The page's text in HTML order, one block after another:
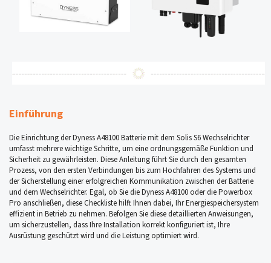
Einführung
Die Einrichtung der Dyness A48100 Batterie mit dem Solis S6 Wechselrichter
umfasst mehrere wichtige Schritte, um eine ordnungsgemäße Funktion und
Sicherheit zu gewährleisten. Diese Anleitung führt Sie durch den gesamten
Prozess, von den ersten Verbindungen bis zum Hochfahren des Systems und
der Sicherstellung einer erfolgreichen Kommunikation zwischen der Batterie
und dem Wechselrichter. Egal, ob Sie die Dyness A48100 oder die Powerbox
Pro anschließen, diese Checkliste hilft Ihnen dabei, Ihr Energiespeichersystem
effizient in Betrieb zu nehmen. Befolgen Sie diese detaillierten Anweisungen,
um sicherzustellen, dass Ihre Installation korrekt konfiguriert ist, Ihre
Ausrüstung geschützt wird und die Leistung optimiert wird.